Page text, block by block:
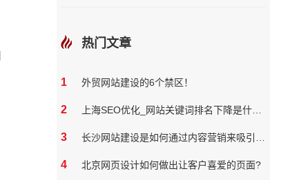
热门文章
1 外贸网站建设的6个禁区！
2
3
4 北京网页设计如何做出让客户喜爱的页面?